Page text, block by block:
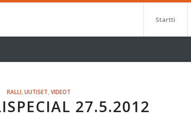
Startti
RALLI UUTISET VIDEOT
27.5.2012